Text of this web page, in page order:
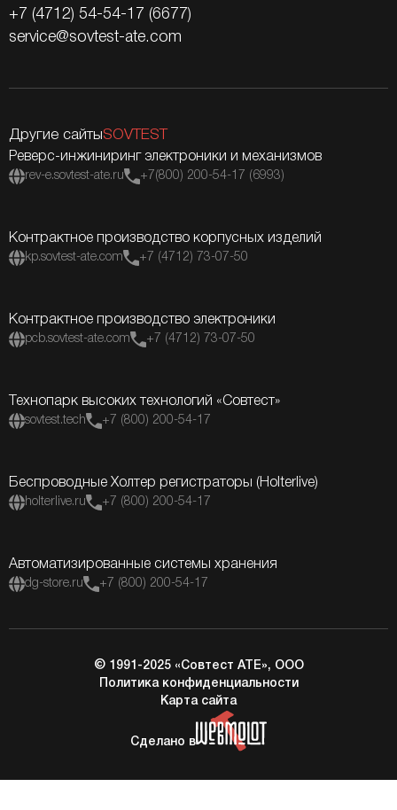
+7 (4712) 54-54-17 (6677)
service@sovtest-ate.com
Другие сайтыSOVTEST
Реверс-инжиниринг электроники и механизмов
rev-e.sovtest-ate.ru +7(800) 200-54-17 (6993)
Контрактное производство корпусных изделий
kp.sovtest-ate.com +7 (4712) 73-07-50
Контрактное производство электроники
pcb.sovtest-ate.com +7 (4712) 73-07-50
Технопарк высоких технологий «Совтест»
sovtest.tech +7 (800) 200-54-17
Беспроводные Холтер регистраторы (Holterlive)
holterlive.ru +7 (800) 200-54-17
Автоматизированные системы хранения
dg-store.ru +7 (800) 200-54-17
© 1991-2025 «Совтест АТЕ», ООО
Политика конфиденциальности
Карта сайта
Сделано в